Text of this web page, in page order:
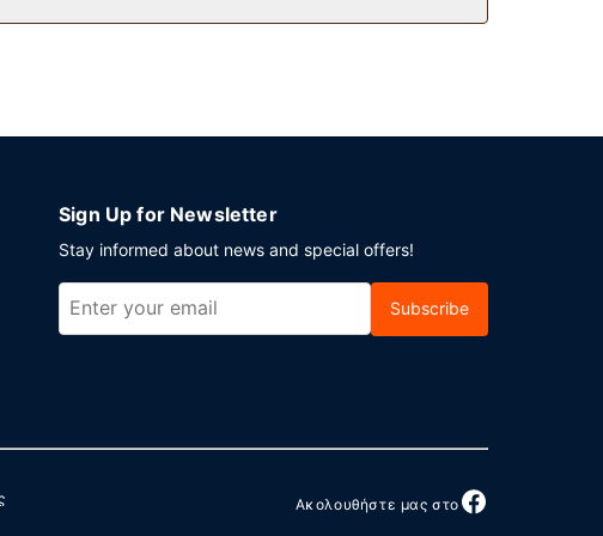
Sign Up for Newsletter
Stay informed about news and special offers!
Subscribe
Ακολουθήστε μας στο